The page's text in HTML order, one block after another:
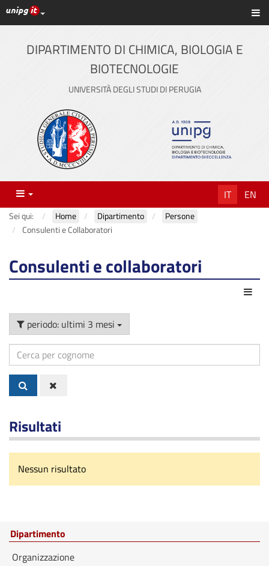
Vai
al
contenuto
principale
Link ai principali servizi web di Ateneo
DIPARTIMENTO DI CHIMICA, BIOLOGIA E
BIOTECNOLOGIE
UNIVERSITÀ DEGLI STUDI DI PERUGIA
Menu IT EN
Sei qui: Home Dipartimento
Persone
Consulenti e Collaboratori
Consulenti e collaboratori
periodo: ultimi 3 mesi
Cerca
per
cognome
Risultati
Nessun risultato
Dipartimento
Organizzazione